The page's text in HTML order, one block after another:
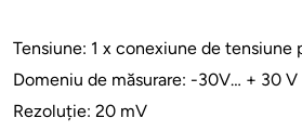
Tensiune: 1 x conexiune de tensiune
Domeniu de măsurare: -30V… + 30 V
Rezoluție: 20 mV